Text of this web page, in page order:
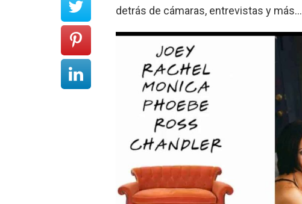
detrás de cámaras, entrevistas y más…